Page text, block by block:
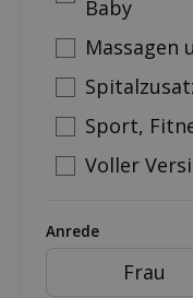
Baby
Massagen
Sport,
Voller
Anrede
Frau